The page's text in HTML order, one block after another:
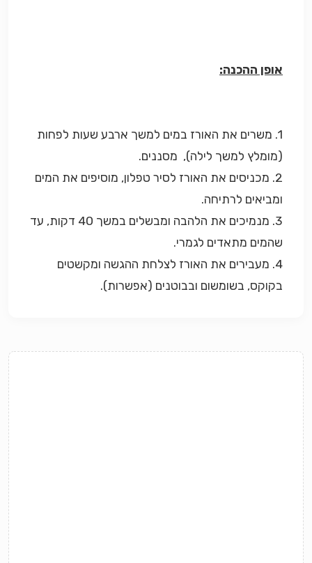
אופן ההכנה:
1. משרים את האורז במים למשך ארבע שעות לפחות
(מומלץ למשך לילה), מסננים.
2. מכניסים את האורז לסיר טפלון, מוסיפים את המים
ומביאים לרתיחה.
3. מנמיכים את הלהבה ומבשלים במשך 40 דקות, עד
שהמים מתאדים לגמרי.
4. מעבירים את האורז לצלחת ההגשה ומקשטים
בקוקס, בשומשום ובבוטנים (אפשרות).